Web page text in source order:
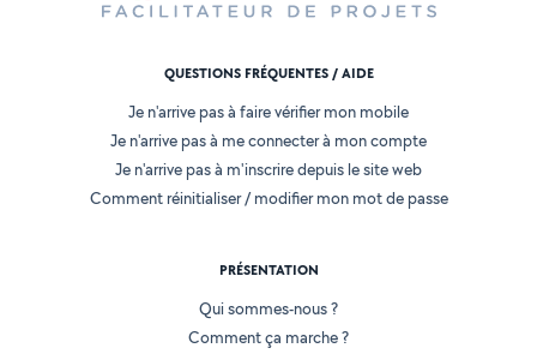
QUESTIONS FRÉQUENTES / AIDE
Je n'arrive pas à faire vérifier mon mobile
Je n'arrive pas à me connecter à mon compte
Je n'arrive pas à m'inscrire depuis le site web
Comment réinitialiser / modifier mon mot de passe
PRÉSENTATION
Qui sommes-nous ?
Comment ça marche ?